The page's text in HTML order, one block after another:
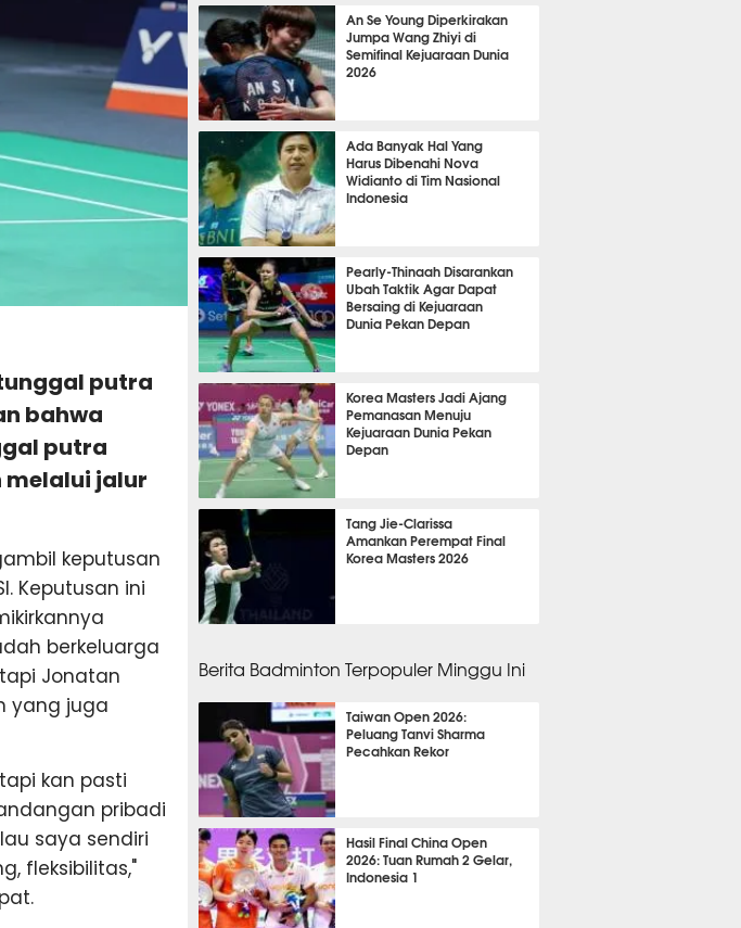
putra
bahwa
putra
melalui jalur
keputusan
Keputusan ini
berkeluarga
Jonatan
yang juga
kan pasti
pribadi
saya sendiri
fleksibilitas,"
6 jam 22 menit lalu
An Se Young Diperkirakan
Jumpa Wang Zhiyi di
Semifinal Kejuaraan Dunia
2026
7 jam 23 menit lalu
Ada Banyak Hal Yang
Harus Dibenahi Nova
Widianto di Tim Nasional
Indonesia
8 jam 23 menit lalu
Pearly-Thinaah Disarankan
Ubah Taktik Agar Dapat
Bersaing di Kejuaraan
Dunia Pekan Depan
8 jam 53 menit lalu
Korea Masters Jadi Ajang
Pemanasan Menuju
Kejuaraan Dunia Pekan
Depan
9 jam 23 menit lalu
Tang Jie-Clarissa
Amankan Perempat Final
Korea Masters 2026
Berita Badminton Terpopuler Minggu Ini
Taiwan Open 2026:
Peluang Tanvi Sharma
Pecahkan Rekor
BADMINTON
Hasil Final China Open
2026: Tuan Rumah 2 Gelar,
Indonesia 1